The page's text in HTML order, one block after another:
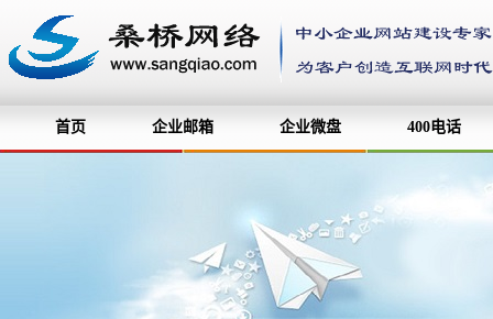
首页 企业邮箱 企业微盘 400电话